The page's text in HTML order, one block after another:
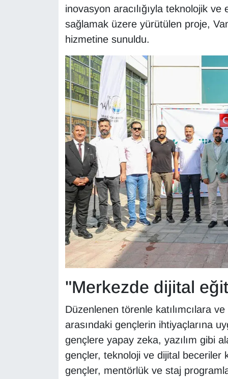
inovasyon aracılığıyla teknolojik
sağlamak üzere yürütülen proje,
hizmetine sunuldu.
"Merkezde dijital
Düzenlenen törenle katılımcılara
arasındaki gençlerin ihtiyaçlarına
gençlere yapay zeka, yazılım gibi
gençler, teknoloji ve dijital beceriler
gençler, mentörlük ve staj
Kültür & Sanat
MAGAZİN
ONE EKONOMİ
POLİTİKA
Resmi İlanlar
RÖPORTAJ
Sinema - TV
TEKNOLOJİ